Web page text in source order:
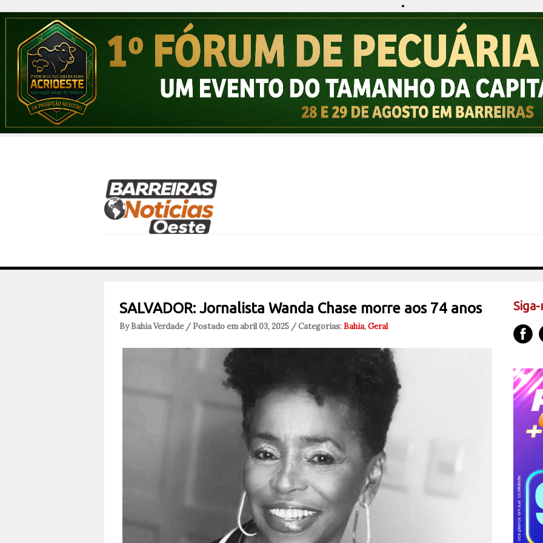
SALVADOR: Jornalista Wanda Chase morre aos 74 anos
By Bahia Verdade / Postado em abril 03, 2025 / Categorias:Bahia,Geral